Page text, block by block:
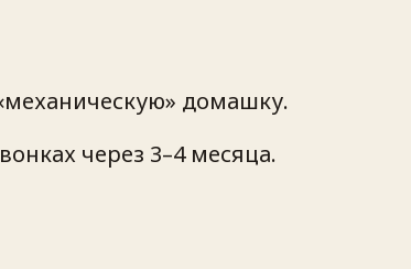
домашку.
через 3–4 месяца.